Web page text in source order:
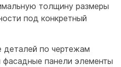
толщину размеры
под конкретный
деталей по чертежам
фасадные панели элементы